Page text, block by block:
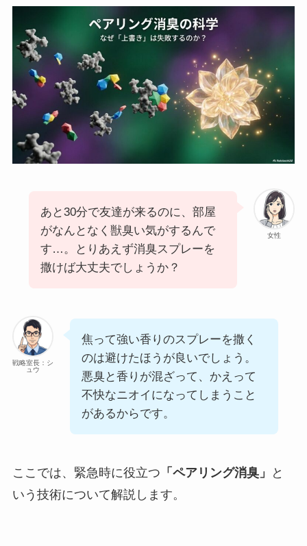
女性
あと30分で友達が来るのに、部屋
がなんとなく獣臭い気がするんで
す…。とりあえず消臭スプレーを
撒けば大丈夫でしょうか？
戦略室長：シ
ュウ
焦って強い香りのスプレーを撒く
のは避けたほうが良いでしょう。
悪臭と香りが混ざって、かえって
不快なニオイになってしまうこと
があるからです。
ここでは、緊急時に役立つ 「ペアリング消臭」
と
いう技術について解説します。